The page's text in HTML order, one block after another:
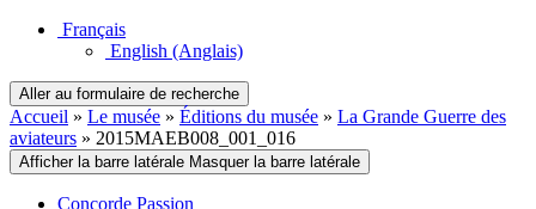
Français
English (Anglais)
Aller au formulaire de recherche
Accueil » Le musée » Éditions du musée » La Grande Guerre des
aviateurs » 2015MAEB008_001_016
Afficher la barre latérale Masquer la barre latérale
Concorde Passion